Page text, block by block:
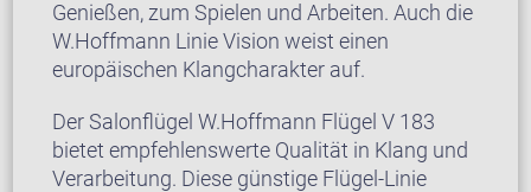
Genießen, zum Spielen und Arbeiten. Auch die
W.Hoffmann Linie Vision weist einen
europäischen Klangcharakter auf.
Der Salonflügel W.Hoffmann Flügel V 183
bietet empfehlenswerte Qualität in Klang und
Verarbeitung. Diese günstige Flügel-Linie